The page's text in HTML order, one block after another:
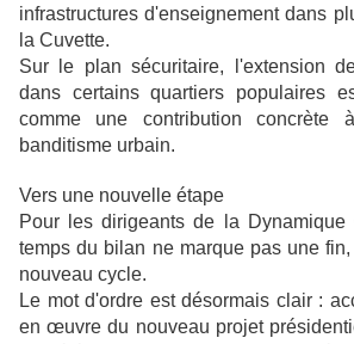
infrastructures d'enseignement dans
la Cuvette.
Sur le plan sécuritaire, l'extension
dans certains quartiers populaires
comme une contribution concrète
banditisme urbain.
Vers une nouvelle étape
Pour les dirigeants de la Dynamique
temps du bilan ne marque pas une
nouveau cycle.
Le mot d'ordre est désormais clair :
en œuvre du nouveau projet